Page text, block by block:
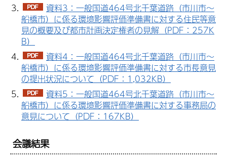
資料3：一般国道464号北千葉道路（市川市～
船橋市）に係る環境影響評価準備書に対する住民等意
見の概要及び都市計画決定権者の見解（PDF：257K
B）
資料4：一般国道464号北千葉道路（市川市～
船橋市）に係る環境影響評価準備書に対する市長意見
の提出状況について（PDF：1,032KB）
資料5：一般国道464号北千葉道路（市川市～
船橋市）に係る環境影響評価準備書に対する事務局の
意見について（PDF：167KB）
会議結果